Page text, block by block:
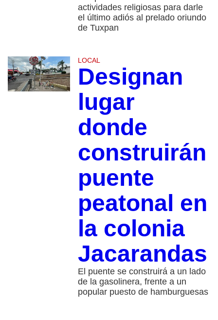
actividades religiosas para darle
el último adiós al prelado oriundo
de Tuxpan
LOCAL
Designan
lugar
donde
construirán
puente
peatonal en
la colonia
Jacarandas
El puente se construirá a un lado
de la gasolinera, frente a un
popular puesto de hamburguesas